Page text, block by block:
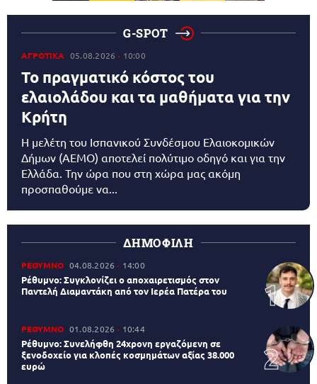
G-SPOT
ΑΓΡΟΤΙΚΑ 05.08.2026 10:00
Το πραγματικό κόστος του
ελαιολάδου και τα μαθήματα για την
Κρήτη
Η μελέτη του Ισπανικού Συνδέσμου Ελαιοκομικών
Δήμων (AEMO) αποτελεί πολύτιμο οδηγό και για την
Ελλάδα. Την ώρα που στη χώρα μας ακόμη
προσπαθούμε να...
ΔΗΜΟΦΙΛΗ
ΡΕΘΥΜΝΟ 04.08.2026 14:00
Ρέθυμνο: Συγκλονίζει ο αποχαιρετισμός στον
Παντελή Διαμαντάκη από τον Ιερέα Πατέρα του
ΡΕΘΥΜΝΟ 01.08.2026 10:44
Ρέθυμνο: Συνελήφθη 24χρονη εργαζόμενη σε
ξενοδοχείο για κλοπές κοσμημάτων αξίας 38.000
ευρώ